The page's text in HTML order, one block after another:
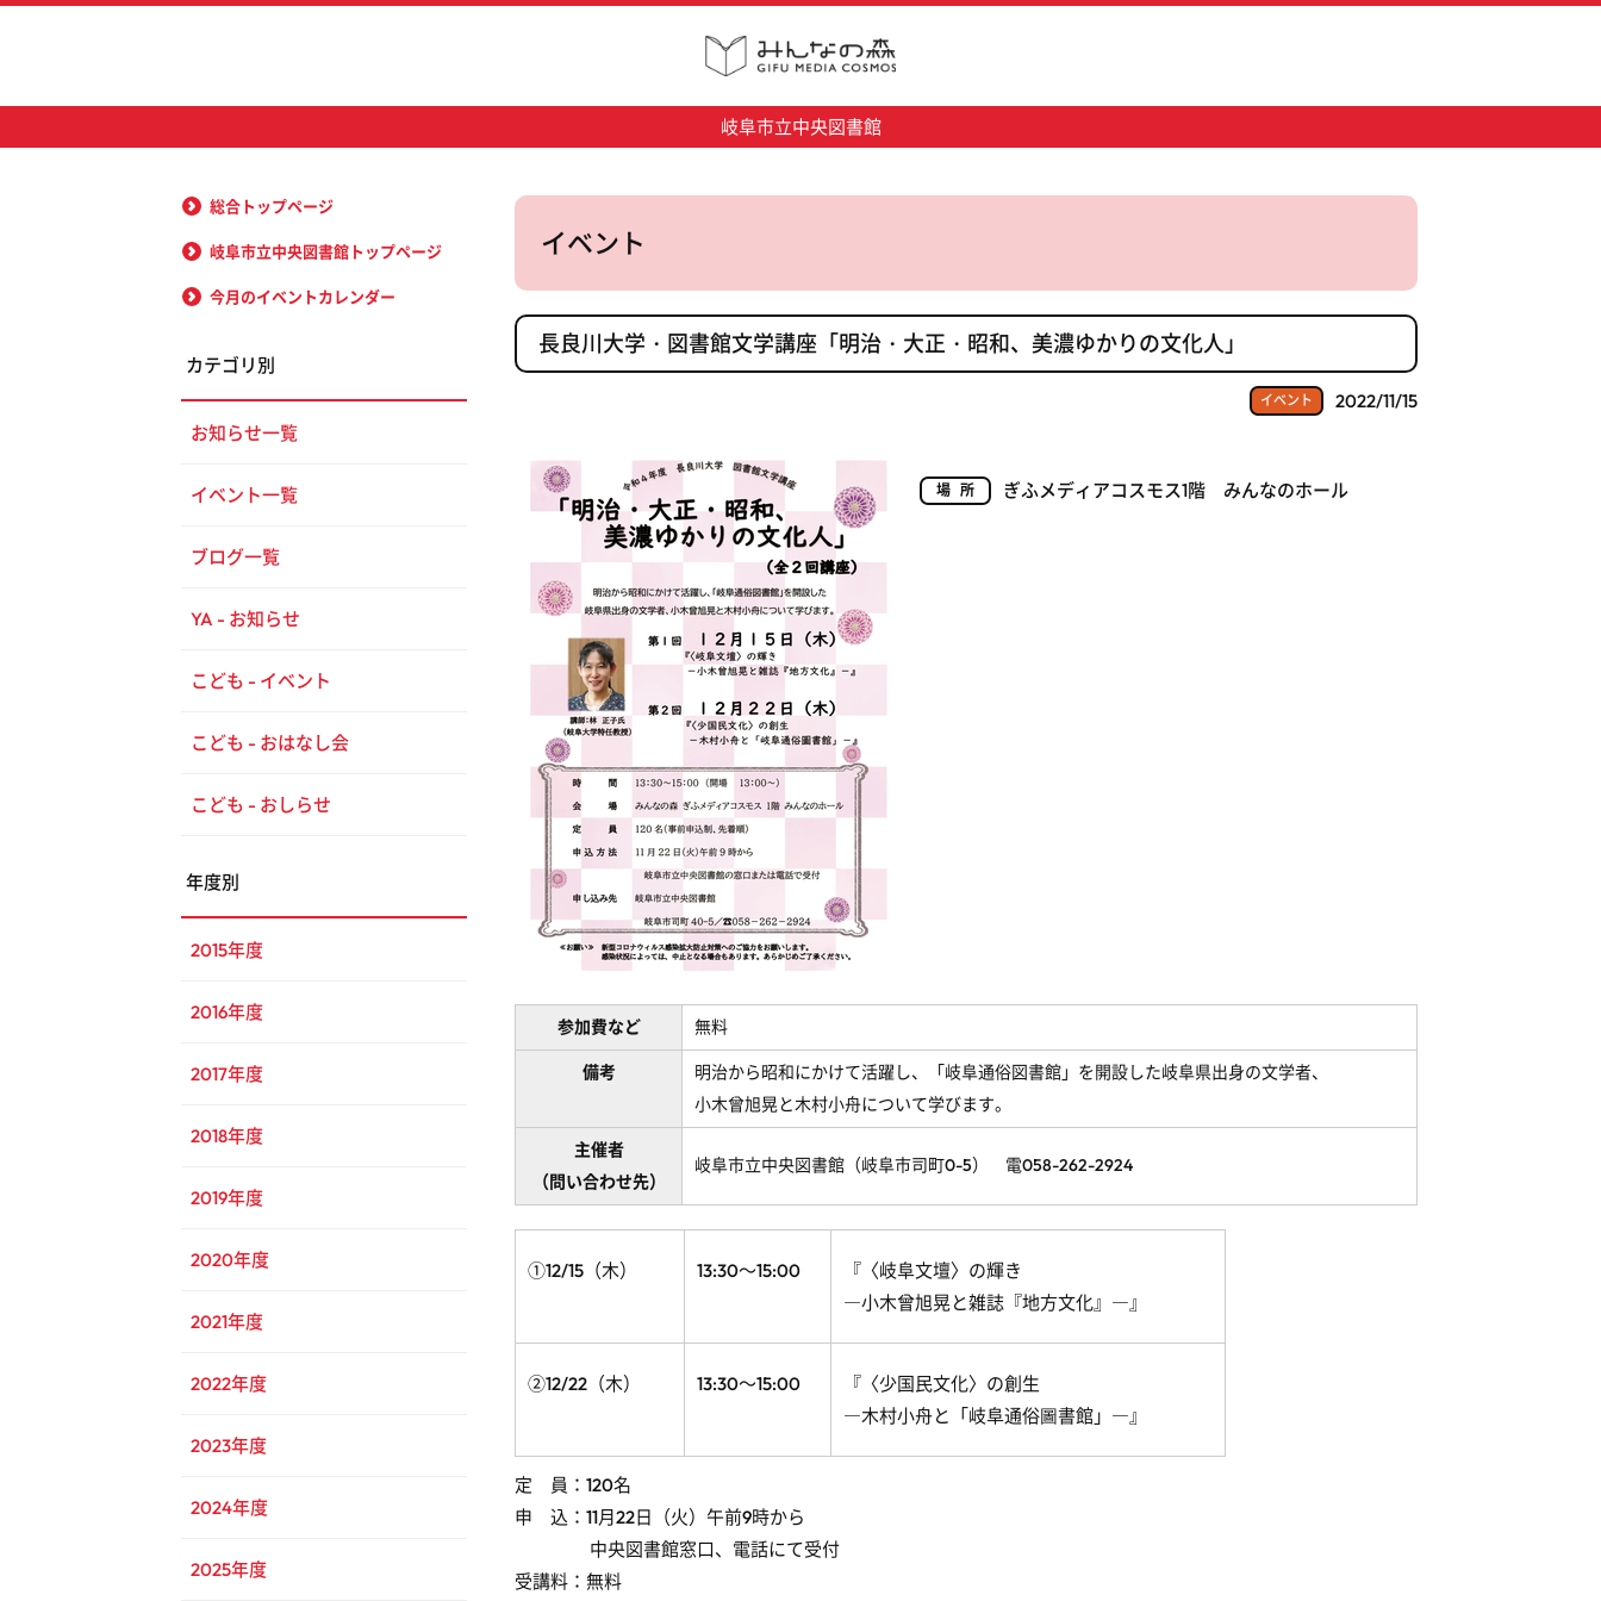
岐阜市立中央図書館
イベント
長良川大学・図書館文学講座「明治・大正・昭和、美濃ゆかりの文化人」
イベント 2022/11/15
場所 ぎふメディアコスモス1階 みんなのホール
参加費など 無料
備考
明治から昭和にかけて活躍し、「岐阜通俗図書館」を開設した岐阜県出身の文学者、
小木曾旭晃と木村小舟について学びます。
主催者
（問い合わせ先）
岐阜市立中央図書館（岐阜市司町0-5） 電058-262-2924
①12/15（木） 13:30～15:00
『〈岐阜文壇〉の輝き
―小木曾旭晃と雑誌『地方文化』―』
②12/22（木） 13:30～15:00
『〈少国民文化〉の創生
―木村小舟と「岐阜通俗圖書館」―』
定 員：120名
申 込：11月22日（火）午前9時から
中央図書館窓口、電話にて受付
受講料：無料
総合トップページ
岐阜市立中央図書館トップページ
今月のイベントカレンダー
カテゴリ別
お知らせ一覧
イベント一覧
ブログ一覧
YA - お知らせ
こども - イベント
こども - おはなし会
こども - おしらせ
年度別
2015年度
2016年度
2017年度
2018年度
2019年度
2020年度
2021年度
2022年度
2023年度
2024年度
2025年度